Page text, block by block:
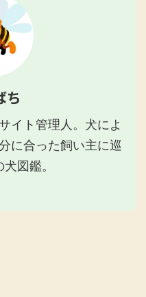
ち
イト管理人。犬によ
に合った飼い主に巡
図鑑。